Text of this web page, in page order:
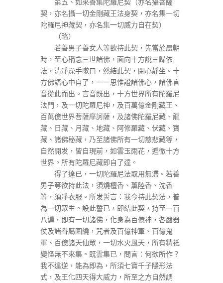
契，亦名攝一切金剛藏王法身契，亦名集一切
陀羅尼神藏契，亦名集一切威力自在契）
（略）
若善男子善女人等欲持此契，先當於晨朝
時，至心稱念三世諸佛，面向十方說三歸依
法，清凈澡手嗽口，然結此契，閉心靜坐。十
方佛語心中自了，一一思惟證諸佛心，諸佛言
音從此而出。言音既出，十方世界所有陀羅尼
法門，及一切陀羅尼神，及百萬億金剛藏王、
百萬億世界菩薩摩訶薩，及諸佛陀羅尼藏、龍
藏、日藏、月藏、地藏、阿修羅藏、伏藏、寶
藏、諸佛秘藏，乃至諸佛所有一切慈悲藏等，
自然開发，皆自現前，如雲玉雨花，遍徹十方
世界。所有陀羅尼藏即自了達。
得了達已，一切陀羅尼法取用無滯。若善
男子等欲持此法，須燒檀香、薰陸香、沈香
等，須凈衣服。所发誓言：我今持此契法，普
為一切眾生。設此誓已，即結此契，持至一百
八遍，即有一切諸佛，化身為百億神，各嚴器
仗及諸眷屬圍繞，咒者及百億神軍、百億鬼
軍、百億諸天仙眾，一切水火風天，所有精祇
變怪無不來集。既雲集已，問言：何欲所作？
我不違逆，能為即為，所須七寶千子隱形法
式，及王化四天得大威力，所至之方自然調